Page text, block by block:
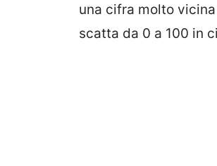
una cifra molto
scatta da 0 a 100 in